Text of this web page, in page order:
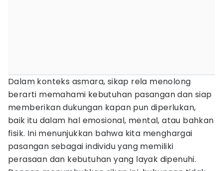
Dalam konteks asmara, sikap rela menolong
berarti memahami kebutuhan pasangan dan siap
memberikan dukungan kapan pun diperlukan,
baik itu dalam hal emosional, mental, atau bahkan
fisik. Ini menunjukkan bahwa kita menghargai
pasangan sebagai individu yang memiliki
perasaan dan kebutuhan yang layak dipenuhi.